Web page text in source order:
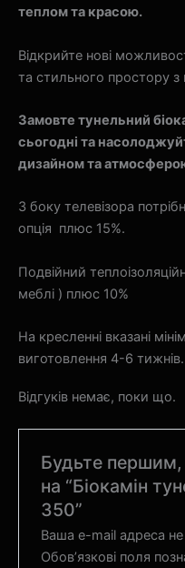
теплом та красою.
Відкрийте нові
та стильного простору
Замовте тунельний
сьогодні та
дизайном та
З боку телевізора
опція плюс 15%.
Подвійний
меблі ) плюс 10%
На кресленні вказані
виготовлення 4-6 тижнів.
Відгуків немає, поки що.
Будьте першим,
на “Біокамін
350”
Ваша e-mail адреса
Обов’язкові поля